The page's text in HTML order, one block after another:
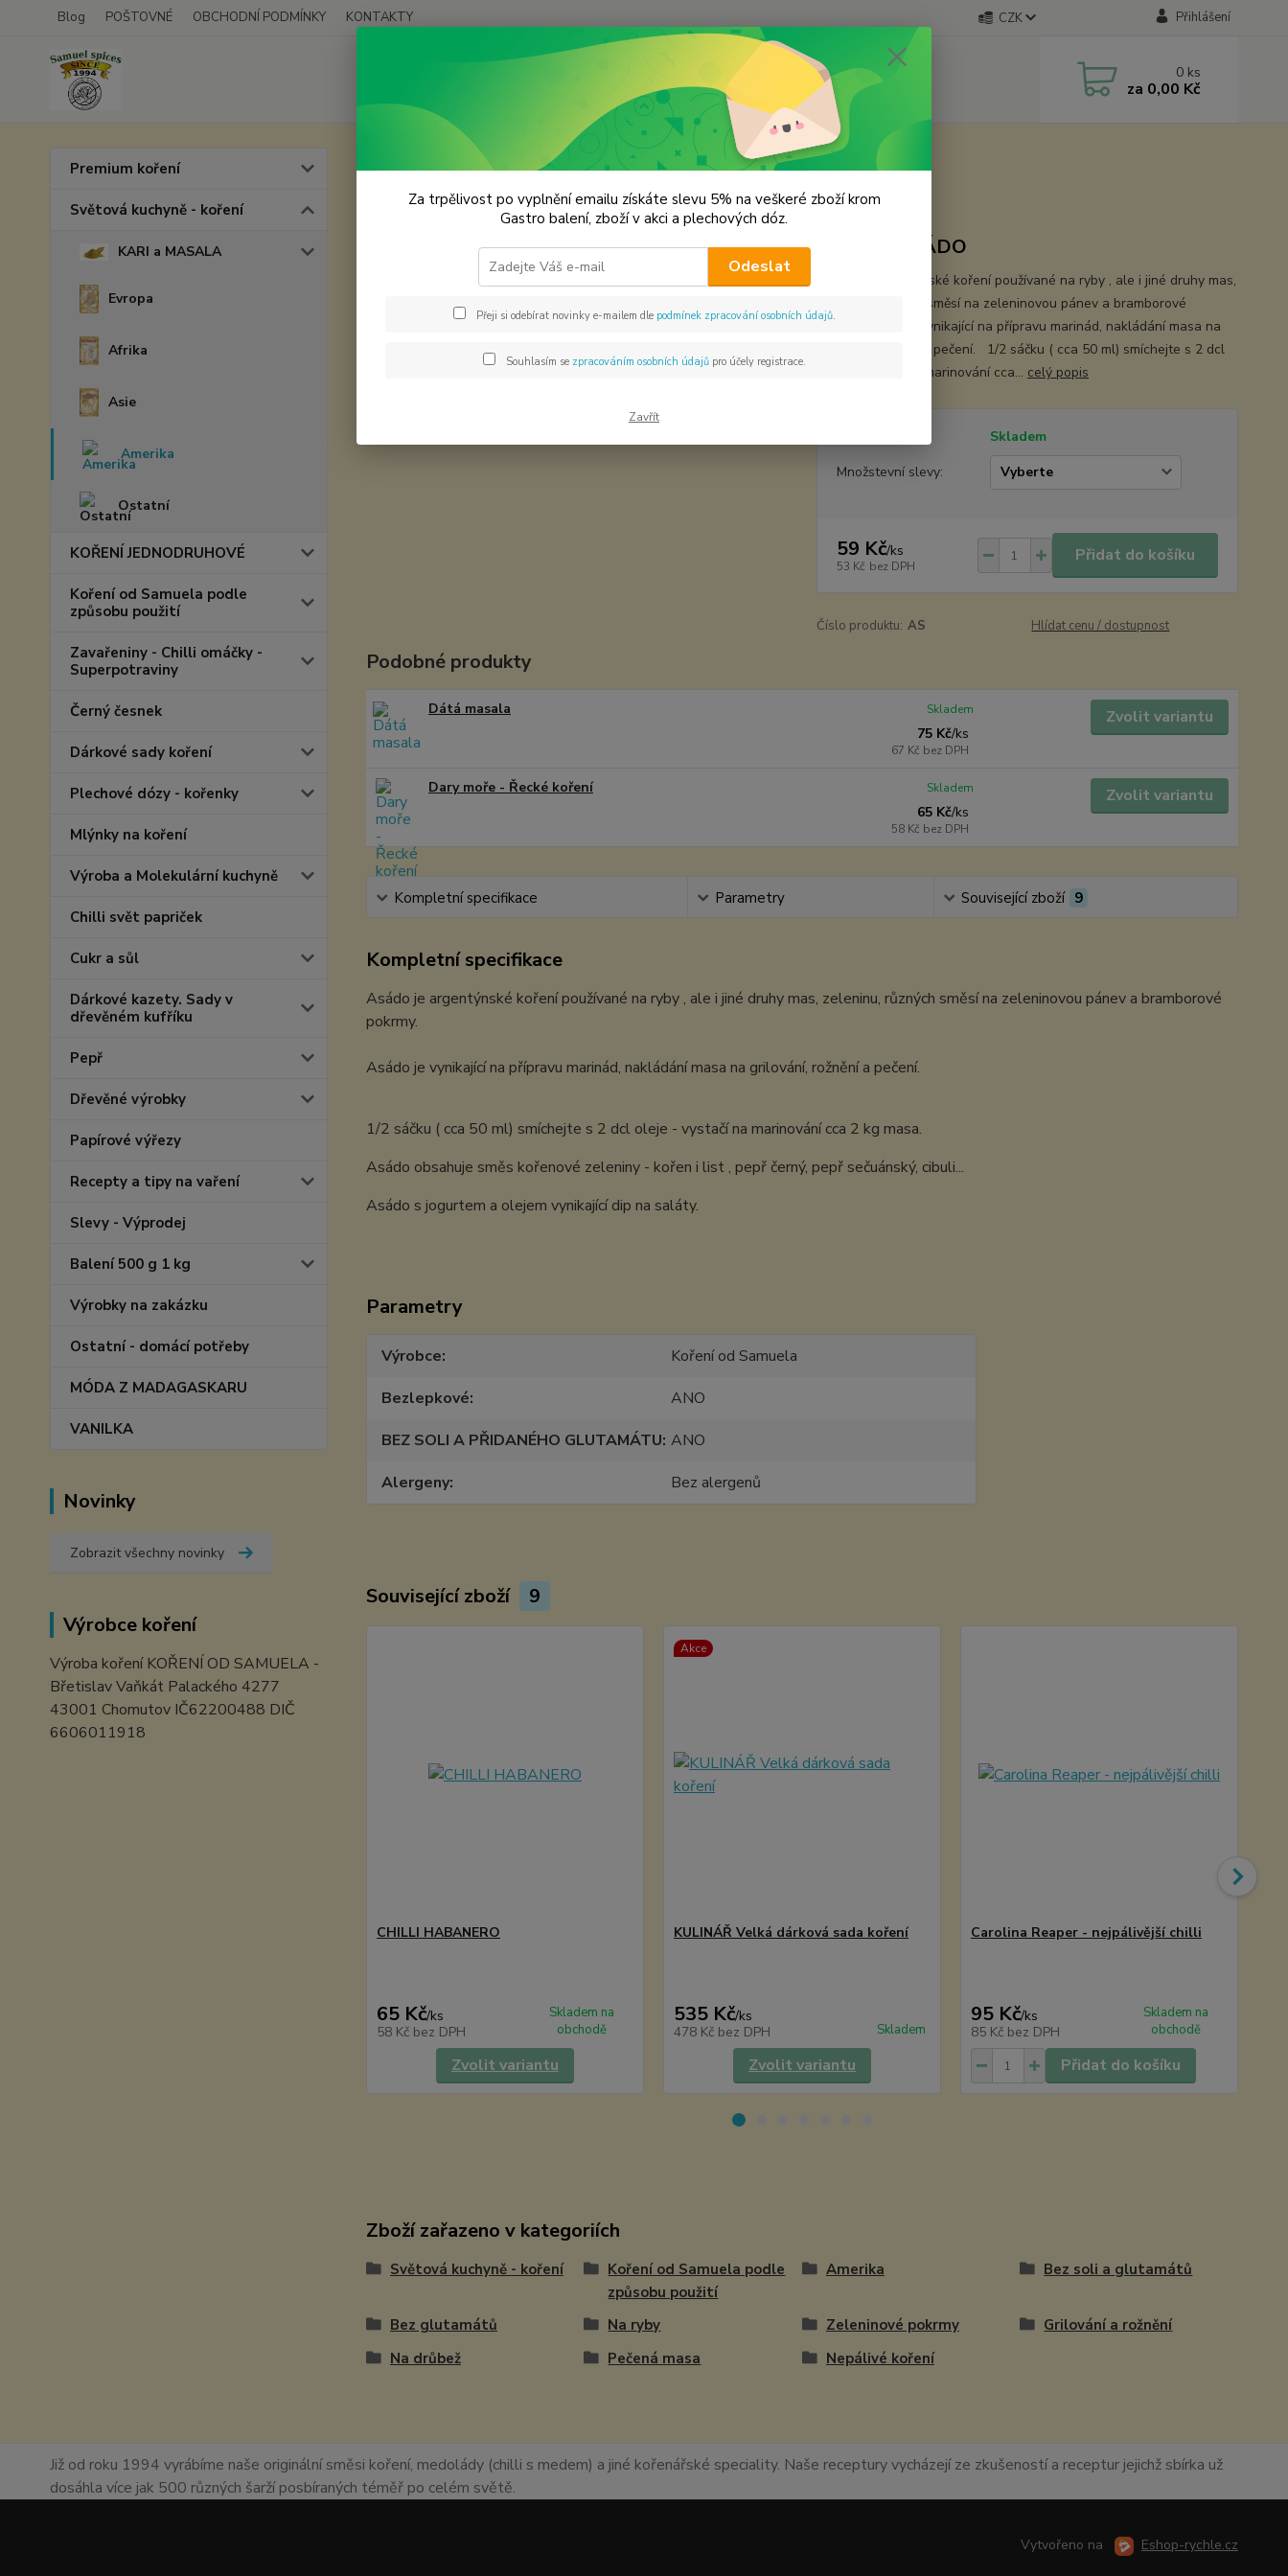
Blog POŠTOVNÉ OBCHODNÍ PODMÍNKY KONTAKTY CZK Přihlášení
0 ks
za 0,00 Kč
Premium koření
Světová kuchyně - koření
KARI a MASALA
Evropa
Afrika
Asie
Amerika
Ostatní
KOŘENÍ JEDNODRUHOVÉ
Koření od Samuela podle
způsobu použití
Zavařeniny - Chilli omáčky -
Superpotraviny
Černý česnek
Dárkové sady koření
Plechové dózy - kořenky
Mlýnky na koření
Výroba a Molekulární kuchyně
Chilli svět papriček
Cukr a sůl
Dárkové kazety. Sady v
dřevěném kufříku
Pepř
Dřevěné výrobky
Papírové výřezy
Recepty a tipy na vaření
Slevy - Výprodej
Balení 500 g 1 kg
Výrobky na zakázku
Ostatní - domácí potřeby
MÓDA Z MADAGASKARU
VANILKA
Novinky
Zobrazit všechny novinky
Výrobce koření
Výroba koření KOŘENÍ OD SAMUELA -
Břetislav Vaňkát Palackého 4277
43001 Chomutov IČ62200488 DIČ
6606011918
Světová kuchyně - koření Amerika Asádo
Asádo
KOŘENÍ ASÁDO
Asádo je argentýnské koření používané na ryby , ale i jiné druhy mas,
zeleninu, různých směsí na zeleninovou pánev a bramborové
pokrmy.Asádo je vynikající na přípravu marinád, nakládání masa na
grilování, rožnění a pečení. 1/2 sáčku ( cca 50 ml) smíchejte s 2 dcl
oleje - vystačí na marinování cca... celý popis
Skladem
Množstevní slevy:
59 Kč/ks
53 Kč bez DPH
Přidat do košíku
Číslo produktu: AS Hlídat cenu / dostupnost
Podobné produkty
Dátá masala
75 Kč/ks
67 Kč bez DPH
Skladem Zvolit variantu
Dary moře - Řecké koření
65 Kč/ks
58 Kč bez DPH
Skladem Zvolit variantu
Kompletní specifikace Parametry Související zboží 9
Kompletní specifikace
Asádo je argentýnské koření používané na ryby , ale i jiné druhy mas, zeleninu, různých směsí na zeleninovou pánev a bramborové
pokrmy.
Asádo je vynikající na přípravu marinád, nakládání masa na grilování, rožnění a pečení.
1/2 sáčku ( cca 50 ml) smíchejte s 2 dcl oleje - vystačí na marinování cca 2 kg masa.
Asádo obsahuje směs kořenové zeleniny - kořen i list , pepř černý, pepř sečuánský, cibuli...
Asádo s jogurtem a olejem vynikající dip na saláty.
Parametry
Výrobce
Koření od Samuela
Bezlepkové
ANO
BEZ SOLI A PŘIDANÉHO GLUTAMÁTU ANO
Alergeny
Bez alergenů
Související zboží 9
CHILLI HABANERO
65 Kč/ks
58 Kč bez DPH
Skladem na
obchodě
Zvolit variantu
Akce
KULINÁŘ Velká dárková sada koření
535 Kč/ks
478 Kč bez DPH Skladem
Zvolit variantu
Carolina Reaper - nejpálivější chilli
95 Kč/ks
85 Kč bez DPH
Skladem na
obchodě
Přidat do košíku
Zboží zařazeno v kategoriích
Světová kuchyně - koření
Koření od Samuela podle
způsobu použití
Amerika Bez soli a glutamátů
Bez glutamátů Na ryby Zeleninové pokrmy
Grilování a rožnění
Na drůbež
Pečená masa Nepálivé koření
Již od roku 1994 vyrábíme naše originální směsi koření, medolády (chilli s medem) a jiné kořenářské speciality. Naše receptury vycházejí ze zkušeností a receptur jejichž sbírka už
dosáhla více jak 500 různých šarží posbíraných téměř po celém světě.
Vytvořeno na Eshop-rychle.cz
Za trpělivost po vyplnění emailu získáte slevu 5% na veškeré zboží krom
Gastro balení, zboží v akci a plechových dóz.
Odeslat
Přeji si odebírat novinky e-mailem dle podmínek zpracování osobních údajů.
Souhlasím se zpracováním osobních údajůpro účely registrace.
Zavřít